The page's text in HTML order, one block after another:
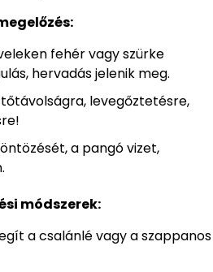
fehér vagy szürke
hervadás jelenik meg.
levegőztetésre,
a pangó vizet,
módszerek:
a csalánlé vagy a szappanos